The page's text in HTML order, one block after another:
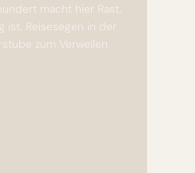
macht hier Rast,
ist. Reisesegen in der
zum Verweilen.